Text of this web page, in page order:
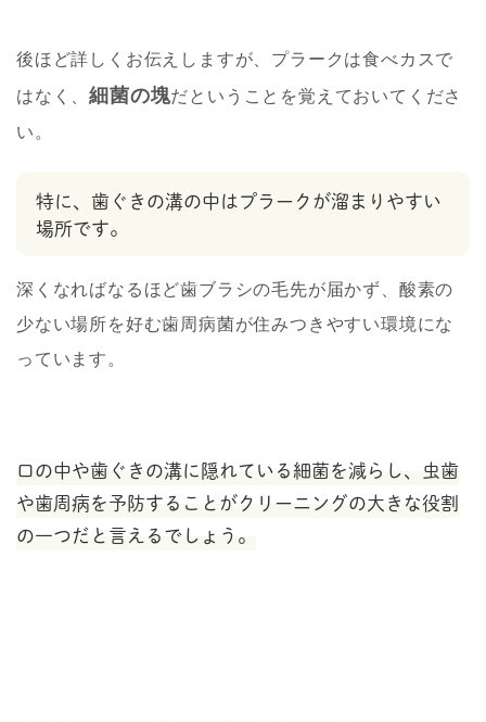
後ほど詳しくお伝えしますが、プラークは食べカスで
はなく、細菌の塊だということを覚えておいてくださ
い。
特に、歯ぐきの溝の中はプラークが溜まりやすい
場所です。
深くなればなるほど歯ブラシの毛先が届かず、酸素の
少ない場所を好む歯周病菌が住みつきやすい環境にな
っています。
口の中や歯ぐきの溝に隠れている細菌を減らし、虫歯
や歯周病を予防することがクリーニングの大きな役割
の一つだと言えるでしょう。